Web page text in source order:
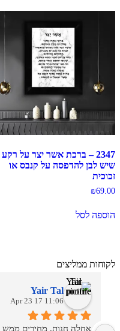
2347 – ברכת אשר יצר על רקע
שיש לבן להדפסה על קנבס או
זכוכית
₪69.00
הוספה לסל
לקוחות ממליצים
Yair Tal
11:06 17 Apr 23